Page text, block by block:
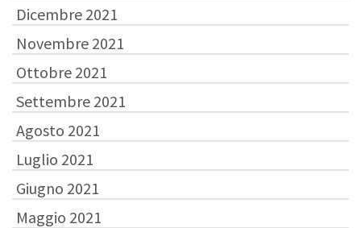
Dicembre 2021
Novembre 2021
Ottobre 2021
Settembre 2021
Agosto 2021
Luglio 2021
Giugno 2021
Maggio 2021